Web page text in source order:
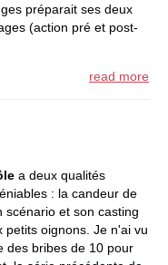
préparait ses deux
(action pré et post-
read more
a deux qualités
: la candeur de
scénario et son casting
petits oignons. Je n'ai vu
des bribes de 10 pour